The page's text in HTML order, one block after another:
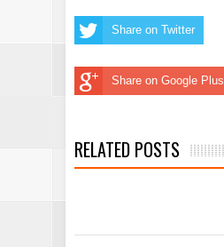
Share on Twitter
Share on Google Plus
RELATED POSTS